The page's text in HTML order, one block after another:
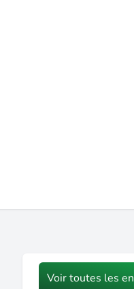
Voir toutes les